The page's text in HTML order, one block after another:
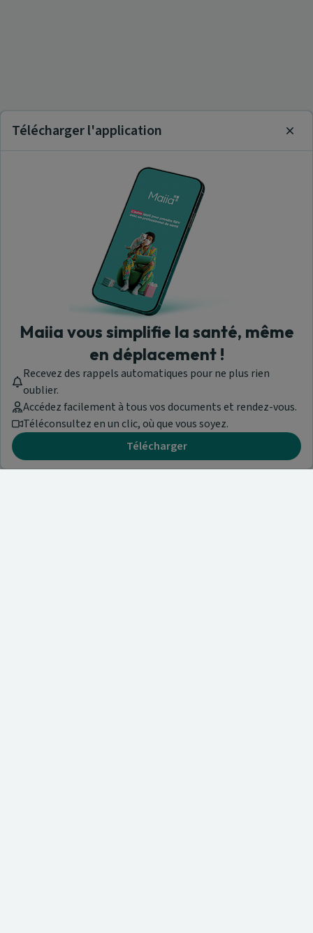
Télécharger l'application
Maiia vous simplifie la santé, même
en déplacement !
Recevez des rappels automatiques pour ne plus rien
oublier.
Accédez facilement à tous vos documents et rendez-vous.
Téléconsultez en un clic, où que vous soyez.
Télécharger